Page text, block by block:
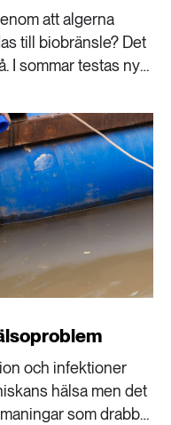
att algerna
till biobränsle? Det
I sommar testas nya
och infektioner
hälsa men det
som drabbar